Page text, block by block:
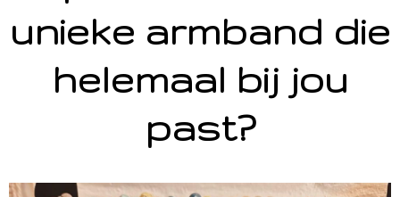
unieke armband die
helemaal bij jou
past?